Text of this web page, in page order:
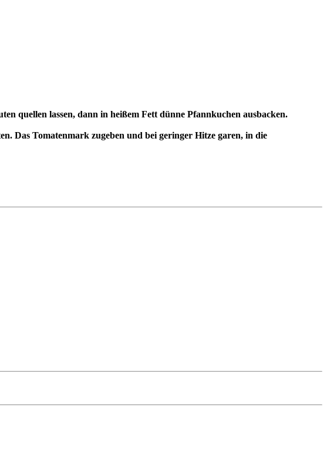
quellen lassen, dann in heißem Fett dünne Pfannkuchen ausbacken.
Das Tomatenmark zugeben und bei geringer Hitze garen, in die